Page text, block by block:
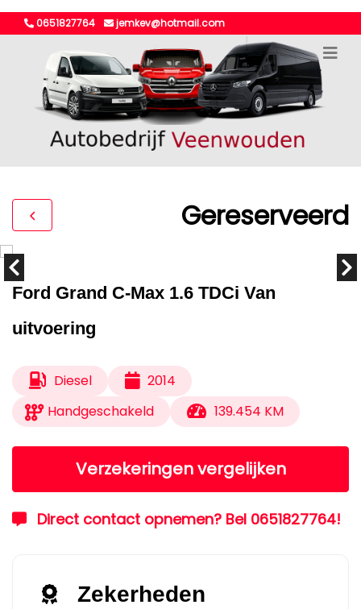
0651827764 jemkev@hotmail.com
Gereserveerd
Ford Grand C-Max 1.6 TDCi Van
uitvoering
Diesel
2014
Handgeschakeld
139.454 KM
Verzekeringen vergelijken
Direct contact opnemen? Bel 0651827764!
Zekerheden